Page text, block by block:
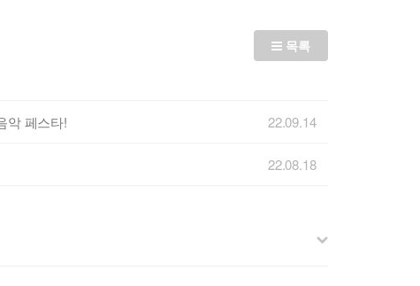
목록
악 페스타! 22.09.14
22.08.18